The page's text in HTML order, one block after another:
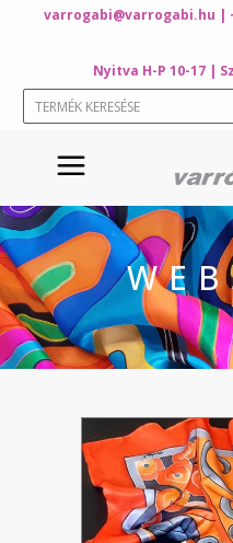
varrogabi@varrogabi.hu |
Nyitva H-P 10-17 |